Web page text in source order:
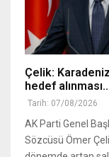
Çelik:
hedef alınması..
Tarih: 07/08/2026
AK Parti Genel
Sözcüsü Ömer